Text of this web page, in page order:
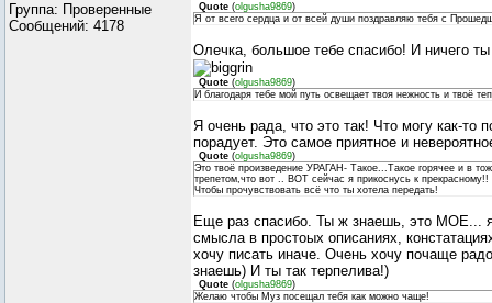
Группа: Проверенные
Сообщений: 4178
Quote (olgusha9869)
Я от всего сердца и от всей души поздравляю тебя с
Олечка, большое тебе спасибо! И ничего
Quote (olgusha9869)
И благодаря тебе мой путь освещает твоя нежность и твоё
Я очень рада, что это так! Что могу как-то
порадует. Это самое приятное и
Quote (olgusha9869)
Это твоё произведение УРАГАН- Такое...Такое горячее и в
трепетом,что вот .. ВОТ сейчас я прикоснусь к
Чтобы прочувствовать всё что ты хотела передать!
Еще раз спасибо. Ты ж знаешь, это МОЕ...
смысла в простоых описаниях,
хочу писать иначе. Очень хочу почаще
знаешь) И ты так терпелива!)
Quote (olgusha9869)
Желаю чтобы Муз посещал тебя как можно чаще!